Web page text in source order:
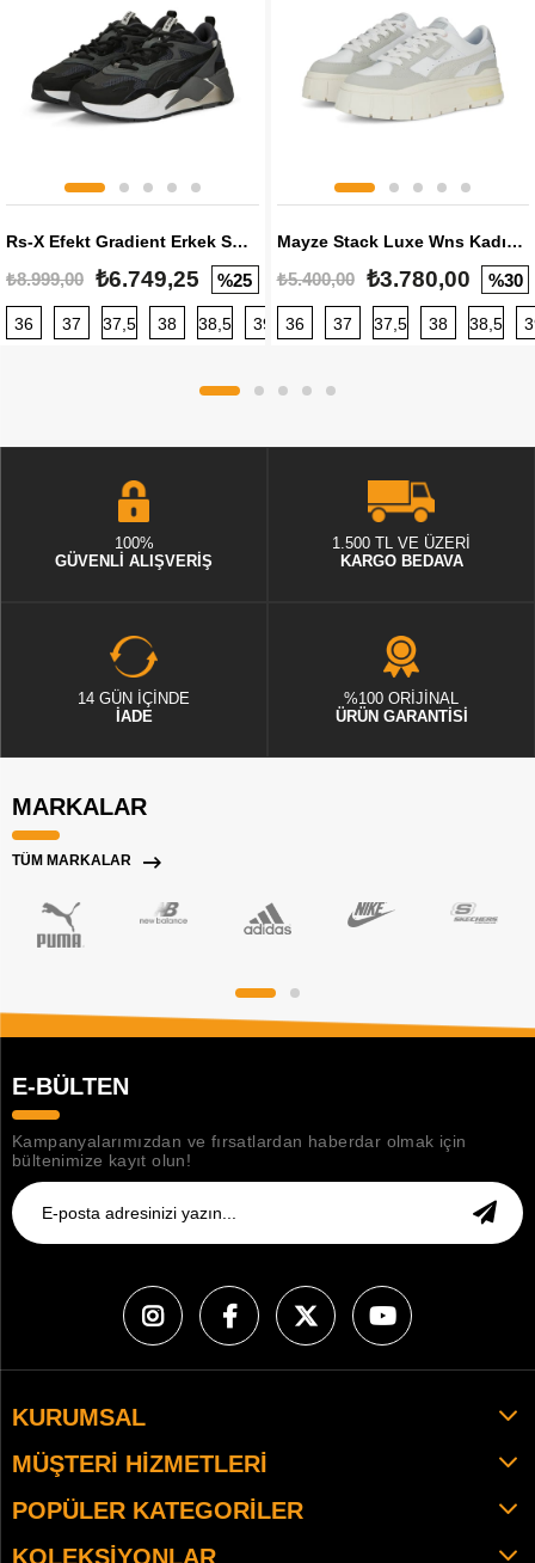
Rs-X Efekt Gradient Erkek Sneaker
₺8.999,00 ₺6.749,25 %25
36 37 37,5 38 38,5 39 40 40,5 41 42 42,5
Mayze Stack Luxe Wns Kadın Sneaker
₺5.400,00 ₺3.780,00 %30
36 37 37,5 38 38,5
100%
GÜVENLİ ALIŞVERİŞ
1.500 TL VE ÜZERİ
KARGO BEDAVA
14 GÜN İÇİNDE
İADE
%100 ORİJİNAL
ÜRÜN GARANTİSİ
MARKALAR
TÜM MARKALAR
E-BÜLTEN
Kampanyalarımızdan ve fırsatlardan haberdar olmak için
bültenimize kayıt olun!
KURUMSAL
MÜŞTERI HIZMETLERI
POPÜLER KATEGORILER
KOLEKSIYONLAR